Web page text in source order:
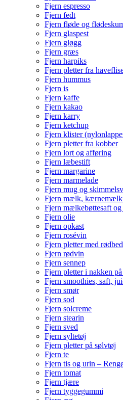
Fjern espresso
Fjern fedt
Fjern fløde og
Fjern glaspest
Fjern gløgg
Fjern græs
Fjern harpiks
Fjern pletter fra
Fjern hummus
Fjern is
Fjern kaffe
Fjern kakao
Fjern karry
Fjern ketchup
Fjern klister
Fjern pletter fra kobber
Fjern lort og afføring
Fjern læbestift
Fjern margarine
Fjern marmelade
Fjern mug og
Fjern mælk, kærnemælk
Fjern mælkebøttesaft
Fjern olie
Fjern opkast
Fjern rosévin
Fjern pletter med
Fjern rødvin
Fjern sennep
Fjern pletter i nakken
Fjern smoothies, saft,
Fjern smør
Fjern sod
Fjern solcreme
Fjern stearin
Fjern sved
Fjern syltetøj
Fjern pletter på sølvtøj
Fjern te
Fjern tis og urin –
Fjern tomat
Fjern tjære
Fjern tyggegummi